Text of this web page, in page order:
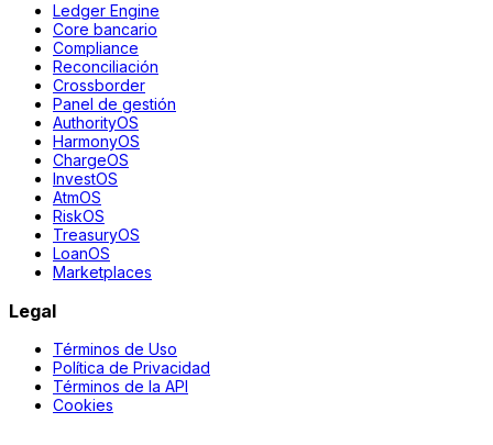
Ledger Engine
Core bancario
Compliance
Reconciliación
Crossborder
Panel de gestión
AuthorityOS
HarmonyOS
ChargeOS
InvestOS
AtmOS
RiskOS
TreasuryOS
LoanOS
Marketplaces
Legal
Términos de Uso
Política de Privacidad
Términos de la API
Cookies